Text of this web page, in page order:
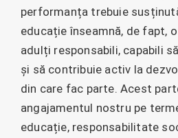
performanța trebuie
educație înseamnă, de fapt,
adulți responsabili, capabili
și să contribuie activ la
din care fac parte. Acest
angajamentul nostru pe
educație, responsabilitate